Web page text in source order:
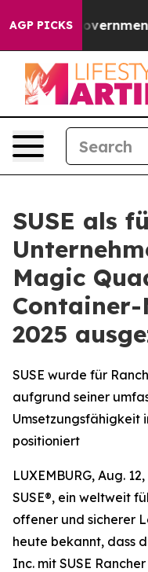
AGP PICKS
US Government
SUSE als
Magic
2025
SUSE wurde für
aufgrund seiner
Umsetzungsfähigkeit
positioniert
LUXEMBURG, Aug.
SUSE®, ein weltweit
offener und sicherer
heute bekannt, dass
Inc. mit SUSE